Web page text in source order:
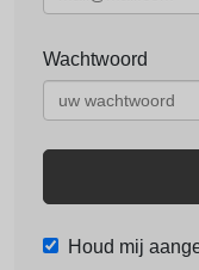
Wachtwoord
Houd mij